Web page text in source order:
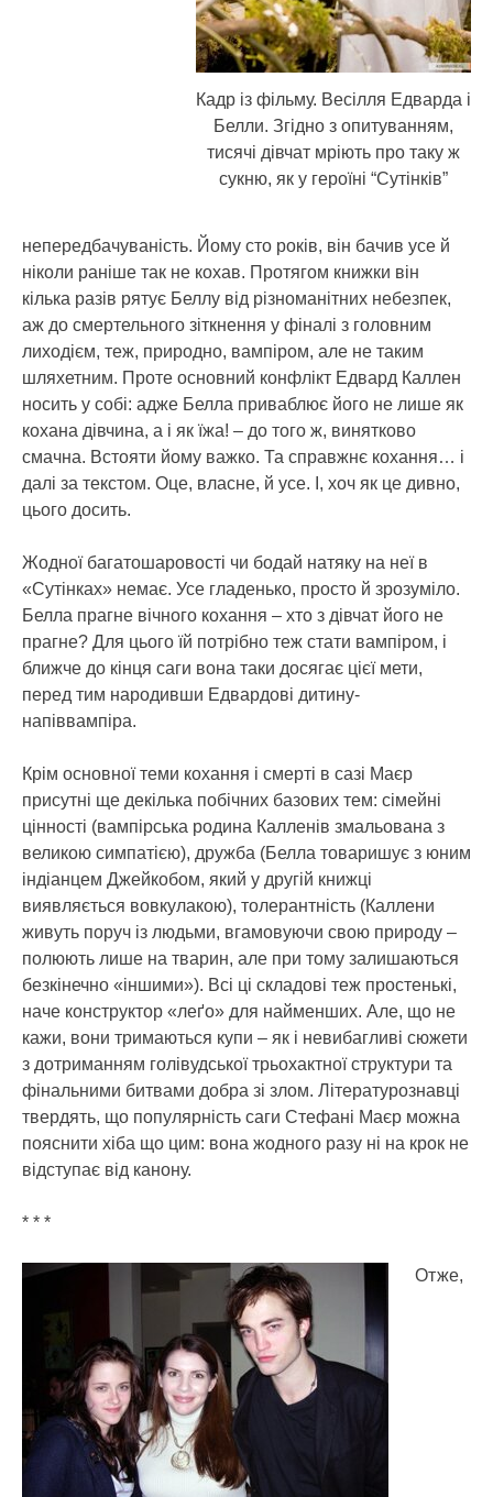
Кадр із фільму. Весілля Едварда і
Белли. Згідно з опитуванням,
тисячі дівчат мріють про таку ж
сукню, як у героїні “Сутінків”
непередбачуваність. Йому сто років, він бачив усе й
ніколи раніше так не кохав. Протягом книжки він
кілька разів рятує Беллу від різноманітних небезпек,
аж до смертельного зіткнення у фіналі з головним
лиходієм, теж, природно, вампіром, але не таким
шляхетним. Проте основний конфлікт Едвард Каллен
носить у собі: адже Белла приваблює його не лише як
кохана дівчина, а і як їжа! – до того ж, винятково
смачна. Встояти йому важко. Та справжнє кохання… і
далі за текстом. Оце, власне, й усе. І, хоч як це дивно,
цього досить.
Жодної багатошаровості чи бодай натяку на неї в
«Сутінках» немає. Усе гладенько, просто й зрозуміло.
Белла прагне вічного кохання – хто з дівчат його не
прагне? Для цього їй потрібно теж стати вампіром, і
ближче до кінця саги вона таки досягає цієї мети,
перед тим народивши Едвардові дитину-
напіввампіра.
Крім основної теми кохання і смерті в сазі Маєр
присутні ще декілька побічних базових тем: сімейні
цінності (вампірська родина Калленів змальована з
великою симпатією), дружба (Белла товаришує з юним
індіанцем Джейкобом, який у другій книжці
виявляється вовкулакою), толерантність (Каллени
живуть поруч із людьми, вгамовуючи свою природу –
полюють лише на тварин, але при тому залишаються
безкінечно «іншими»). Всі ці складові теж простенькі,
наче конструктор «леґо» для найменших. Але, що не
кажи, вони тримаються купи – як і невибагливі сюжети
з дотриманням голівудської трьохактної структури та
фінальними битвами добра зі злом. Літературознавці
твердять, що популярність саги Стефані Маєр можна
пояснити хіба що цим: вона жодного разу ні на крок не
відступає від канону.
* * *
Отже,